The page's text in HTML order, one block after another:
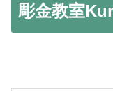
彫金教室